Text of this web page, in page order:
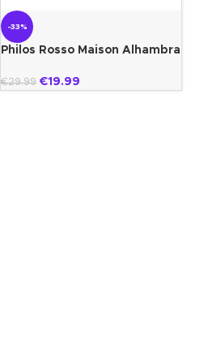
-33%
Philos Rosso Maison Alhambra
€29.99 €19.99